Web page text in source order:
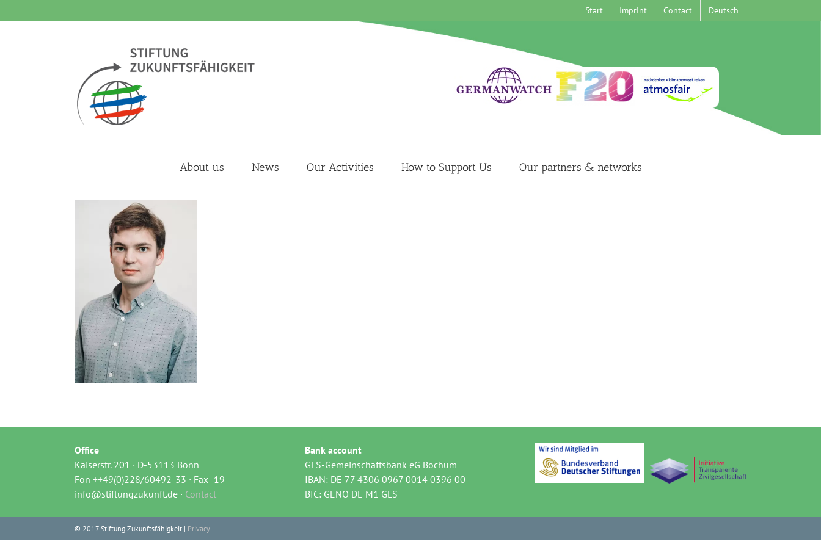
to
Start Imprint Contact Deutsch
About us News Our Activities How to Support Us Our partners & networks
Office
Kaiserstr. 201 · D-53113 Bonn
Fon ++49(0)228/60492-33 · Fax -19
info@stiftungzukunft.de · Contact
Bank account
GLS-Gemeinschaftsbank eG Bochum
IBAN: DE 77 4306 0967 0014 0396 00
BIC: GENO DE M1 GLS
© 2017 Stiftung Zukunftsfähigkeit | Privacy